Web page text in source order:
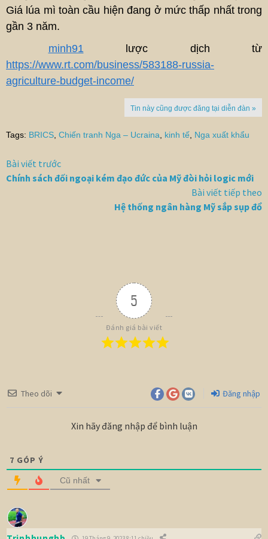
Giá lúa mì toàn cầu hiện đang ở mức thấp nhất trong
gần 3 năm.
minh91 lược dịch từ
https://www.rt.com/business/583188-russia-
agriculture-budget-income/
Tin này cũng được đăng tại diễn đàn »
Tags: BRICS Chiến tranh Nga – Ucraina kinh tế Nga xuất khẩu
Bài viết trước
Chính sách đối ngoại kém đạo đức của Mỹ đòi hỏi logic mới
Bài viết tiếp theo
Hệ thống ngân hàng Mỹ sắp sụp đổ
5
Đánh giá bài viết
Theo dõi Đăng nhập
Xin hãy đăng nhập để bình luận
7 GÓP Ý
Cũ nhất